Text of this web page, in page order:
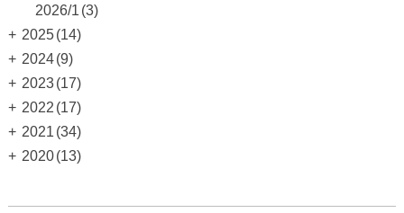
2026/1 (3)
+ 2025(14)
+ 2024(9)
+ 2023(17)
+ 2022 (17)
+ 2021 (34)
+ 2020(13)